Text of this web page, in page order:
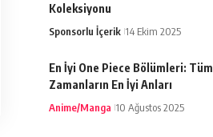
Koleksiyonu
Sponsorlu İçerik 14 Ekim 2025
En İyi One Piece Bölümleri: Tüm
Zamanların En İyi Anları
Anime/Manga 10 Ağustos 2025